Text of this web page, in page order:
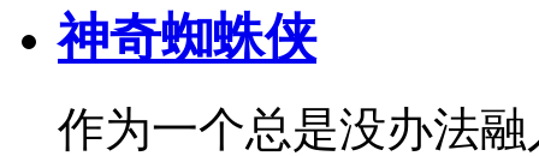
神奇蜘蛛侠
作为一个总是没办法